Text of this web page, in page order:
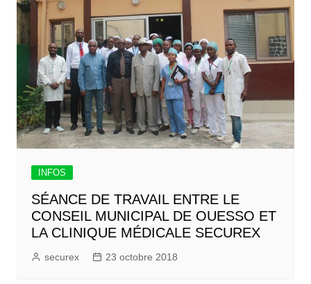
INFOS
SÉANCE DE TRAVAIL ENTRE LE
CONSEIL MUNICIPAL DE OUESSO ET
LA CLINIQUE MÉDICALE SECUREX
securex 23 octobre 2018